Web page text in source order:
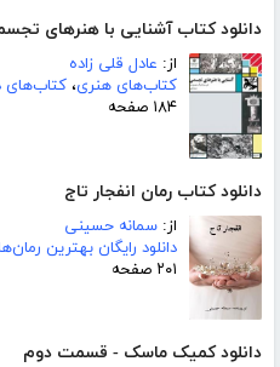
دانلود کتاب آشنایی با هنرهای
از: عادل قلی زاده
کتاب‌های هنری، کتاب‌های
۱۸۴ صفحه
دانلود کتاب رمان انفجار تاج
از: سمانه حسینی
دانلود رایگان بهترین
۲۰۱ صفحه
دانلود کمیک ماسک - قسمت دوم